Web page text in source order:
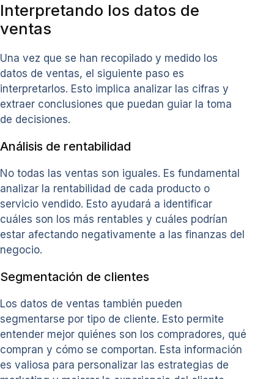
Interpretando los datos de
ventas
Una vez que se han recopilado y medido los
datos de ventas, el siguiente paso es
interpretarlos. Esto implica analizar las cifras y
extraer conclusiones que puedan guiar la toma
de decisiones.
Análisis de rentabilidad
No todas las ventas son iguales. Es fundamental
analizar la rentabilidad de cada producto o
servicio vendido. Esto ayudará a identificar
cuáles son los más rentables y cuáles podrían
estar afectando negativamente a las finanzas del
negocio.
Segmentación de clientes
Los datos de ventas también pueden
segmentarse por tipo de cliente. Esto permite
entender mejor quiénes son los compradores, qué
compran y cómo se comportan. Esta información
es valiosa para personalizar las estrategias de